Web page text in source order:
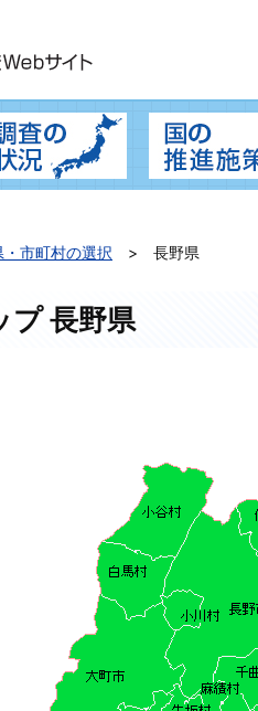
地籍調査の実施状況
市町村の選択 長野県
プ 長野県